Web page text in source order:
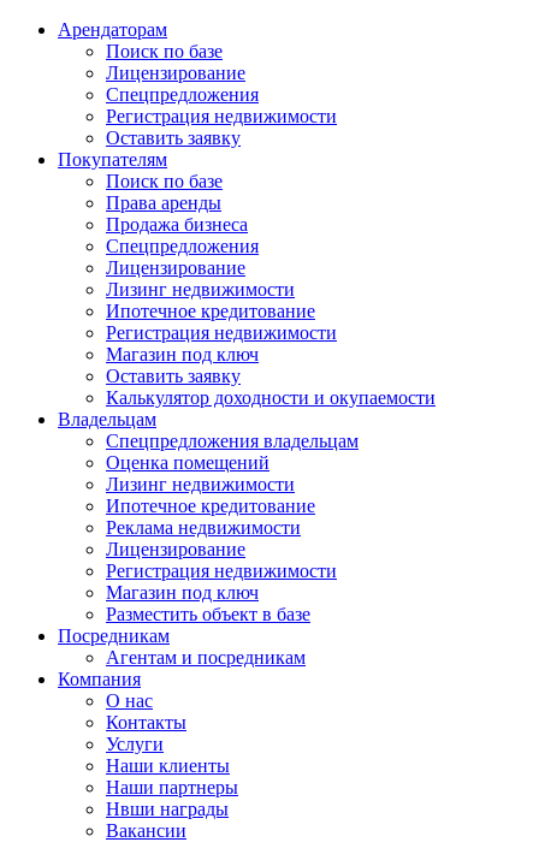
Арендаторам
Поиск по базе
Лицензирование
Спецпредложения
Регистрация недвижимости
Оставить заявку
Покупателям
Поиск по базе
Права аренды
Продажа бизнеса
Спецпредложения
Лицензирование
Лизинг недвижимости
Ипотечное кредитование
Регистрация недвижимости
Магазин под ключ
Оставить заявку
Калькулятор доходности и окупаемости
Владельцам
Спецпредложения владельцам
Оценка помещений
Лизинг недвижимости
Ипотечное кредитование
Реклама недвижимости
Лицензирование
Регистрация недвижимости
Магазин под ключ
Разместить объект в базе
Посредникам
Агентам и посредникам
Компания
О нас
Контакты
Услуги
Наши клиенты
Наши партнеры
Нвши награды
Вакансии